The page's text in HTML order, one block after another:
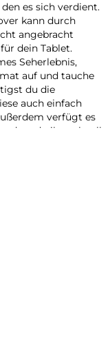
es sich verdient.
kann durch
angebracht
dein Tablet.
Seherlebnis,
auf und tauche
du die
auch einfach
verfügt es
du ihn schnell